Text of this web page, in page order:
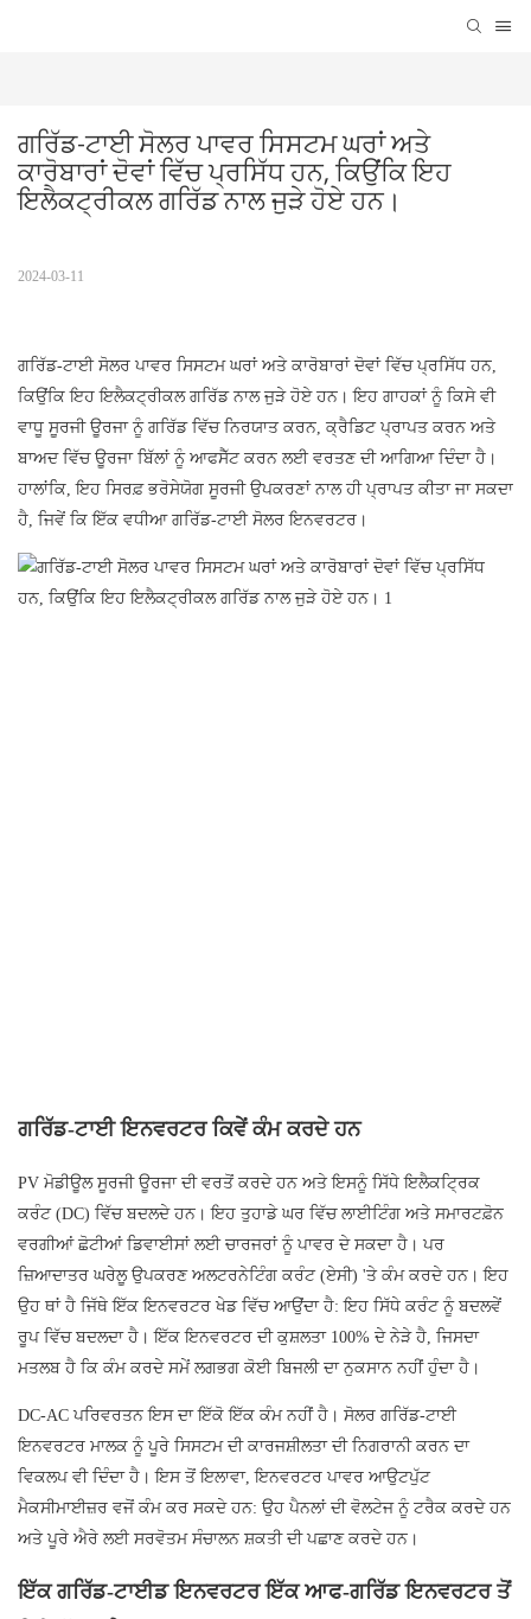
ਗਰਿੱਡ-ਟਾਈ ਸੋਲਰ ਪਾਵਰ ਸਿਸਟਮ ਘਰਾਂ ਅਤੇ
ਕਾਰੋਬਾਰਾਂ ਦੋਵਾਂ ਵਿੱਚ ਪ੍ਰਸਿੱਧ ਹਨ, ਕਿਉਂਕਿ ਇਹ
ਇਲੈਕਟ੍ਰੀਕਲ ਗਰਿੱਡ ਨਾਲ ਜੁੜੇ ਹੋਏ ਹਨ।
2024-03-11
ਗਰਿੱਡ-ਟਾਈ ਸੋਲਰ ਪਾਵਰ ਸਿਸਟਮ ਘਰਾਂ ਅਤੇ ਕਾਰੋਬਾਰਾਂ ਦੋਵਾਂ ਵਿੱਚ ਪ੍ਰਸਿੱਧ ਹਨ,
ਕਿਉਂਕਿ ਇਹ ਇਲੈਕਟ੍ਰੀਕਲ ਗਰਿੱਡ ਨਾਲ ਜੁੜੇ ਹੋਏ ਹਨ। ਇਹ ਗਾਹਕਾਂ ਨੂੰ ਕਿਸੇ ਵੀ
ਵਾਧੂ ਸੂਰਜੀ ਊਰਜਾ ਨੂੰ ਗਰਿੱਡ ਵਿੱਚ ਨਿਰਯਾਤ ਕਰਨ, ਕ੍ਰੈਡਿਟ ਪ੍ਰਾਪਤ ਕਰਨ ਅਤੇ
ਬਾਅਦ ਵਿੱਚ ਊਰਜਾ ਬਿੱਲਾਂ ਨੂੰ ਆਫਸੈੱਟ ਕਰਨ ਲਈ ਵਰਤਣ ਦੀ ਆਗਿਆ ਦਿੰਦਾ ਹੈ।
ਹਾਲਾਂਕਿ, ਇਹ ਸਿਰਫ਼ ਭਰੋਸੇਯੋਗ ਸੂਰਜੀ ਉਪਕਰਣਾਂ ਨਾਲ ਹੀ ਪ੍ਰਾਪਤ ਕੀਤਾ ਜਾ ਸਕਦਾ
ਹੈ, ਜਿਵੇਂ ਕਿ ਇੱਕ ਵਧੀਆ ਗਰਿੱਡ-ਟਾਈ ਸੋਲਰ ਇਨਵਰਟਰ।
ਗਰਿੱਡ-ਟਾਈ ਇਨਵਰਟਰ ਕਿਵੇਂ ਕੰਮ ਕਰਦੇ ਹਨ
PV ਮੋਡੀਊਲ ਸੂਰਜੀ ਊਰਜਾ ਦੀ ਵਰਤੋਂ ਕਰਦੇ ਹਨ ਅਤੇ ਇਸਨੂੰ ਸਿੱਧੇ ਇਲੈਕਟ੍ਰਿਕ
ਕਰੰਟ (DC) ਵਿੱਚ ਬਦਲਦੇ ਹਨ। ਇਹ ਤੁਹਾਡੇ ਘਰ ਵਿੱਚ ਲਾਈਟਿੰਗ ਅਤੇ ਸਮਾਰਟਫ਼ੋਨ
ਵਰਗੀਆਂ ਛੋਟੀਆਂ ਡਿਵਾਈਸਾਂ ਲਈ ਚਾਰਜਰਾਂ ਨੂੰ ਪਾਵਰ ਦੇ ਸਕਦਾ ਹੈ। ਪਰ
ਜ਼ਿਆਦਾਤਰ ਘਰੇਲੂ ਉਪਕਰਣ ਅਲਟਰਨੇਟਿੰਗ ਕਰੰਟ (ਏਸੀ) 'ਤੇ ਕੰਮ ਕਰਦੇ ਹਨ। ਇਹ
ਉਹ ਥਾਂ ਹੈ ਜਿੱਥੇ ਇੱਕ ਇਨਵਰਟਰ ਖੇਡ ਵਿੱਚ ਆਉਂਦਾ ਹੈ: ਇਹ ਸਿੱਧੇ ਕਰੰਟ ਨੂੰ ਬਦਲਵੇਂ
ਰੂਪ ਵਿੱਚ ਬਦਲਦਾ ਹੈ। ਇੱਕ ਇਨਵਰਟਰ ਦੀ ਕੁਸ਼ਲਤਾ 100% ਦੇ ਨੇੜੇ ਹੈ, ਜਿਸਦਾ
ਮਤਲਬ ਹੈ ਕਿ ਕੰਮ ਕਰਦੇ ਸਮੇਂ ਲਗਭਗ ਕੋਈ ਬਿਜਲੀ ਦਾ ਨੁਕਸਾਨ ਨਹੀਂ ਹੁੰਦਾ ਹੈ।
DC-AC ਪਰਿਵਰਤਨ ਇਸ ਦਾ ਇੱਕੋ ਇੱਕ ਕੰਮ ਨਹੀਂ ਹੈ। ਸੋਲਰ ਗਰਿੱਡ-ਟਾਈ
ਇਨਵਰਟਰ ਮਾਲਕ ਨੂੰ ਪੂਰੇ ਸਿਸਟਮ ਦੀ ਕਾਰਜਸ਼ੀਲਤਾ ਦੀ ਨਿਗਰਾਨੀ ਕਰਨ ਦਾ
ਵਿਕਲਪ ਵੀ ਦਿੰਦਾ ਹੈ। ਇਸ ਤੋਂ ਇਲਾਵਾ, ਇਨਵਰਟਰ ਪਾਵਰ ਆਉਟਪੁੱਟ
ਮੈਕਸੀਮਾਈਜ਼ਰ ਵਜੋਂ ਕੰਮ ਕਰ ਸਕਦੇ ਹਨ: ਉਹ ਪੈਨਲਾਂ ਦੀ ਵੋਲਟੇਜ ਨੂੰ ਟਰੈਕ ਕਰਦੇ ਹਨ
ਅਤੇ ਪੂਰੇ ਐਰੇ ਲਈ ਸਰਵੋਤਮ ਸੰਚਾਲਨ ਸ਼ਕਤੀ ਦੀ ਪਛਾਣ ਕਰਦੇ ਹਨ।
ਇੱਕ ਗਰਿੱਡ-ਟਾਈਡ ਇਨਵਰਟਰ ਇੱਕ ਆਫ-ਗਰਿੱਡ ਇਨਵਰਟਰ ਤੋਂ